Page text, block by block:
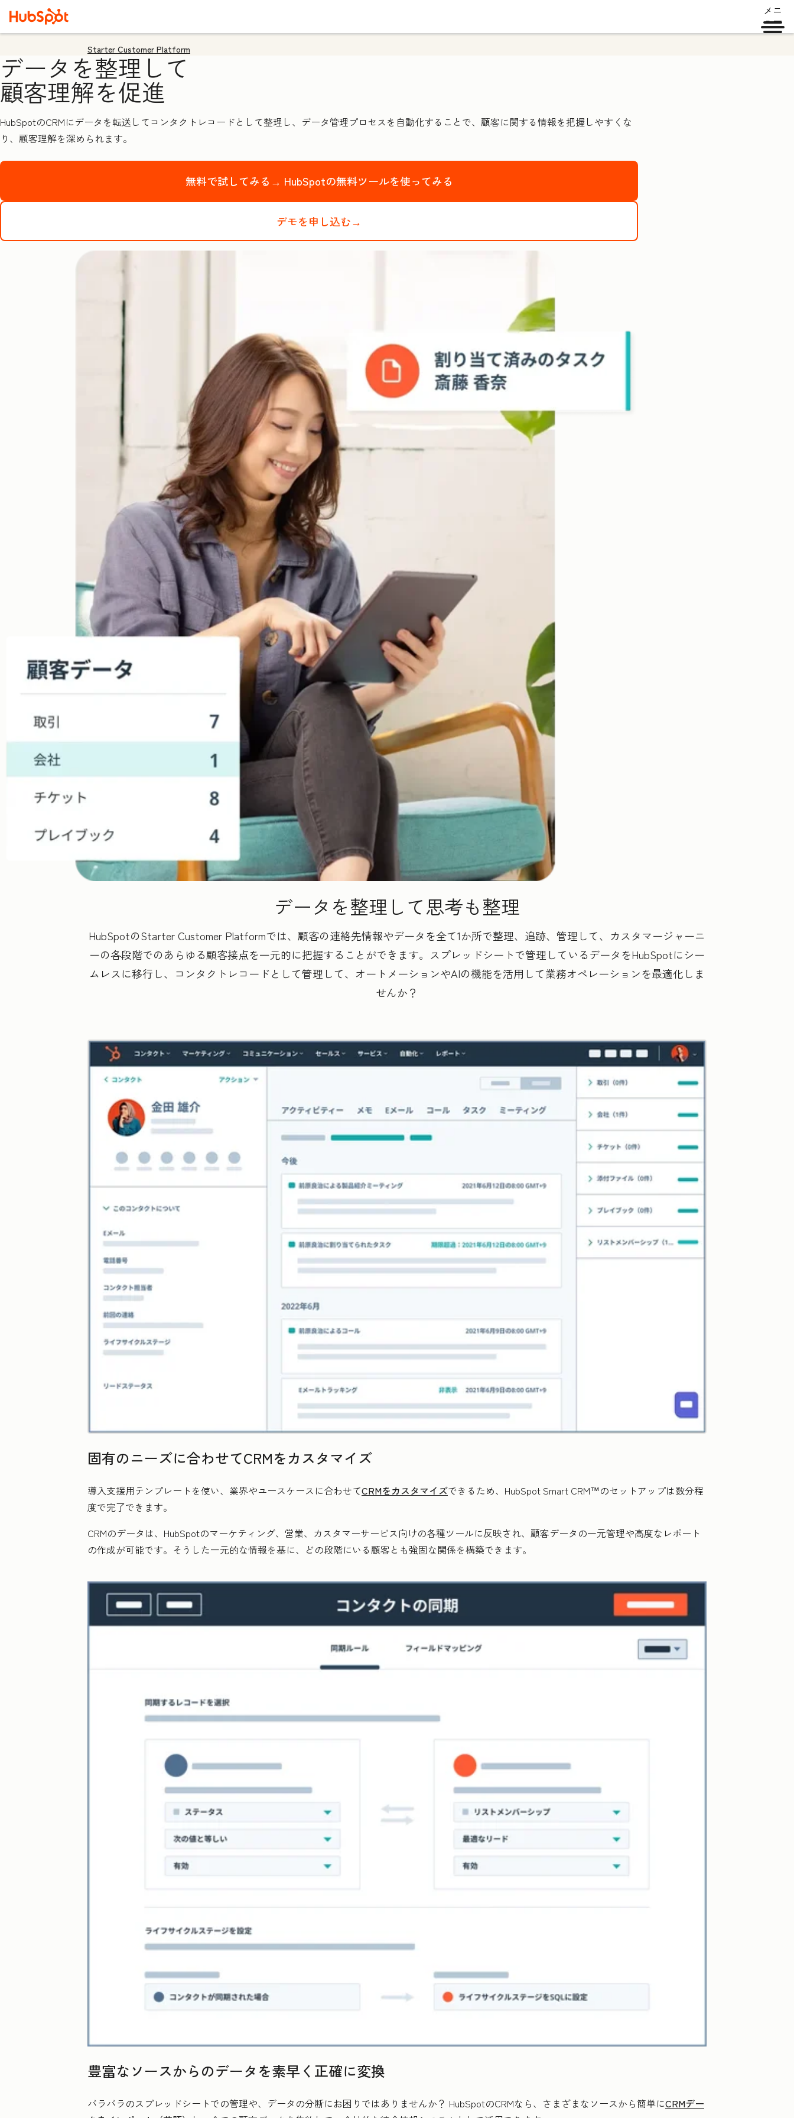
メニ
ュー
Starter Customer Platform
データを整理して
顧客理解を促進
HubSpotのCRMにデータを転送してコンタクトレコードとして整理し、データ管理プロセスを自動化することで、顧客に関する情報を把握しやすくな
り、顧客理解を深められます。
無料で試してみる→ HubSpotの無料ツールを使ってみる
デモを申し込む→
データを整理して思考も整理
HubSpotのStarter Customer Platformでは、顧客の連絡先情報やデータを全て1か所で整理、追跡、管理して、カスタマージャーニ
ーの各段階でのあらゆる顧客接点を一元的に把握することができます。スプレッドシートで管理しているデータをHubSpotにシー
ムレスに移行し、コンタクトレコードとして管理して、オートメーションやAIの機能を活用して業務オペレーションを最適化しま
せんか？
固有のニーズに合わせてCRMをカスタマイズ
導入支援用テンプレートを使い、業界やユースケースに合わせてCRMをカスタマイズできるため、HubSpot Smart CRM™のセットアップは数分程
度で完了できます。
CRMのデータは、HubSpotのマーケティング、営業、カスタマーサービス向けの各種ツールに反映され、顧客データの一元管理や高度なレポート
の作成が可能です。そうした一元的な情報を基に、どの段階にいる顧客とも強固な関係を構築できます。
豊富なソースからのデータを素早く正確に変換
バラバラのスプレッドシートでの管理や、データの分断にお困りではありませんか？ HubSpotのCRMなら、さまざまなソースから簡単にCRMデー